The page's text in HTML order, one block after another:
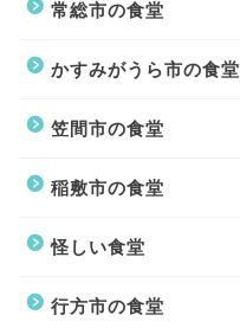
常総市の食堂
かすみがうら市の食堂
笠間市の食堂
稲敷市の食堂
怪しい食堂
行方市の食堂